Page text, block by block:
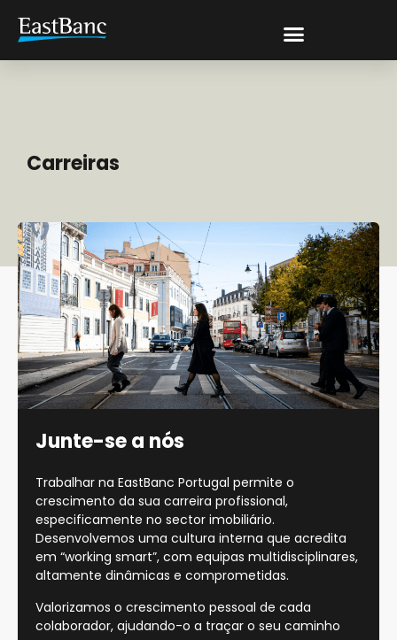
Carreiras
Junte-se a nós
Trabalhar na EastBanc Portugal permite o
crescimento da sua carreira profissional,
especificamente no sector imobiliário.
Desenvolvemos uma cultura interna que acredita
em “working smart”, com equipas multidisciplinares,
altamente dinâmicas e comprometidas.
Valorizamos o crescimento pessoal de cada
colaborador, ajudando-o a traçar o seu caminho